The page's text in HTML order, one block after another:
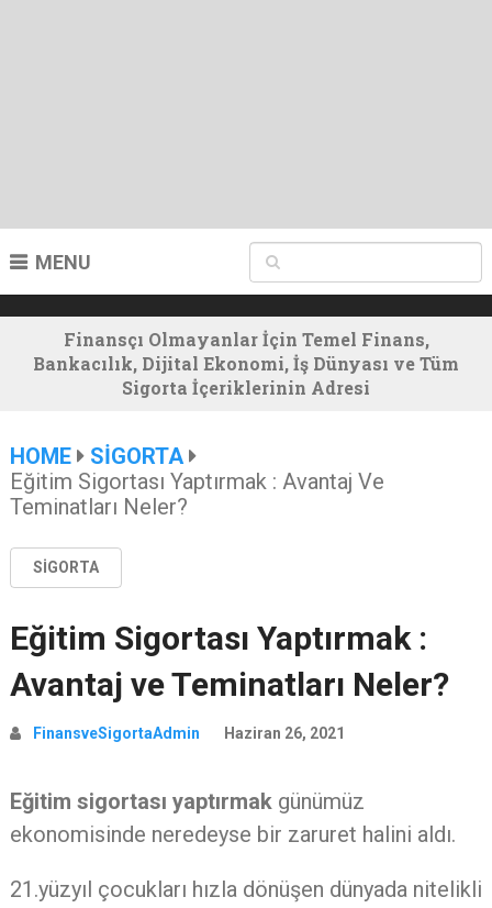
MENU
Finansçı Olmayanlar İçin Temel Finans,
Bankacılık, Dijital Ekonomi, İş Dünyası ve Tüm
Sigorta İçeriklerinin Adresi
HOME
SİGORTA
Eğitim Sigortası Yaptırmak : Avantaj Ve
Teminatları Neler?
SİGORTA
Eğitim Sigortası Yaptırmak :
Avantaj ve Teminatları Neler?
FinansveSigortaAdmin Haziran 26, 2021
Eğitim sigortası yaptırmakgünümüz
ekonomisinde neredeyse bir zaruret halini aldı.
21.yüzyıl çocukları hızla dönüşen dünyada nitelikli